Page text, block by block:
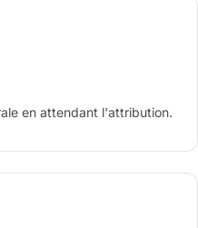
en attendant l'attribution.